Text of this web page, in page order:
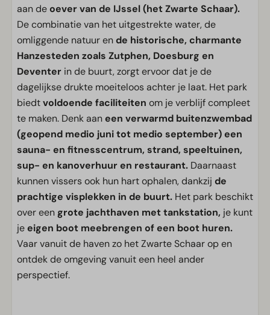
aan deoever van de IJssel (het Zwarte Schaar).
De combinatie van het uitgestrekte water, de
omliggende natuur ende historische, charmante
Hanzesteden zoals Zutphen, Doesburg en
Deventer in de buurt, zorgt ervoor dat je de
dagelijkse drukte moeiteloos achter je laat. Het park
biedtvoldoende faciliteiten om je verblijf compleet
te maken. Denk aaneen verwarmd buitenzwembad
(geopend medio juni tot medio september) een
sauna- en fitnesscentrum, strand, speeltuinen,
sup- en kanoverhuur en restaurant. Daarnaast
kunnen vissers ook hun hart ophalen, dankzij de
prachtige visplekken in de buurt. Het park beschikt
over een grote jachthaven met tankstation, je kunt
jeeigen boot meebrengen of een boot huren.
Vaar vanuit de haven zo het Zwarte Schaar op en
ontdek de omgeving vanuit een heel ander
perspectief.